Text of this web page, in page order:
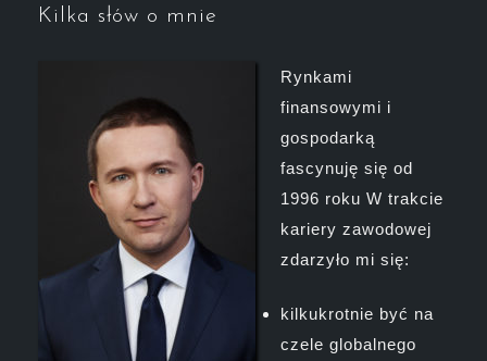
Kilka słów o mnie
Rynkami
finansowymi i
gospodarką
fascynuję się od
1996 roku W trakcie
kariery zawodowej
zdarzyło mi się:
kilkukrotnie być na
czele globalnego